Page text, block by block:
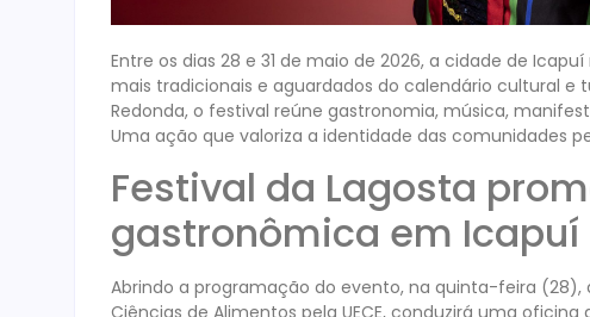
Entre os dias 28 e 31 de maio de 2026, a cidade de
mais tradicionais e aguardados do calendário cultural e
Redonda, o festival reúne gastronomia, música,
Uma ação que valoriza a identidade das comunidades
Festival da Lagosta
gastronômica em Icapuí
Abrindo a programação do evento, na quinta-feira (28),
Ciências de Alimentos pela UECE, conduzirá uma